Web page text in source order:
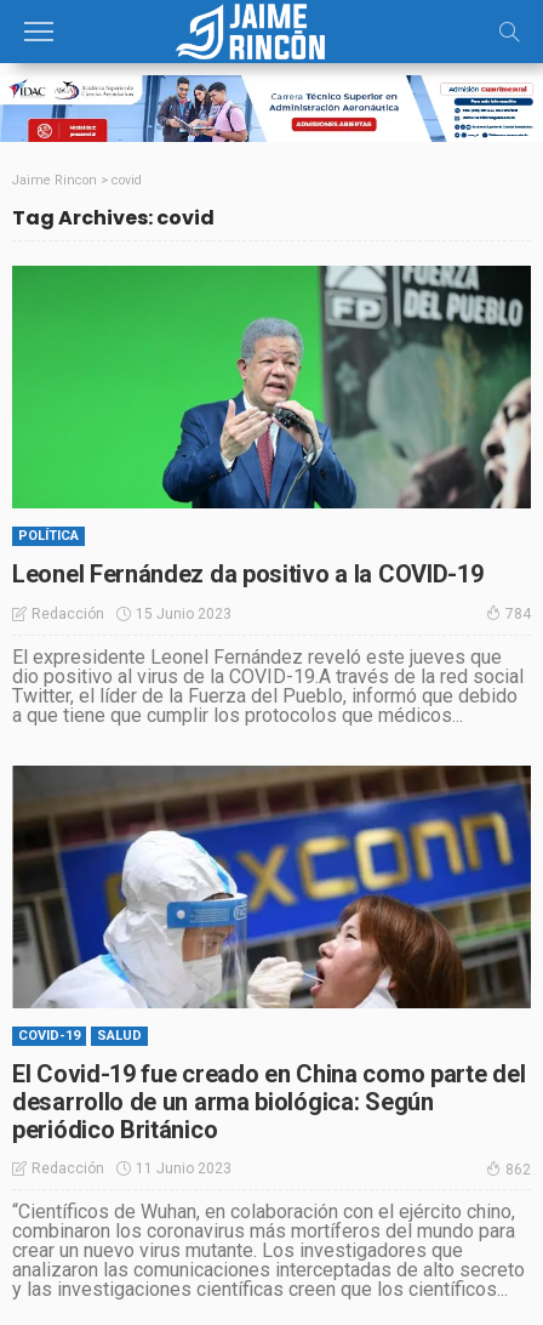
Jaime Rincon > covid
Tag Archives: covid
POLÍTICA
Leonel Fernández da positivo a la COVID-19
Redacción 15 Junio 2023 784
El expresidente Leonel Fernández reveló este jueves que
dio positivo al virus de la COVID-19.A través de la red social
Twitter, el líder de la Fuerza del Pueblo, informó que debido
a que tiene que cumplir los protocolos que médicos...
COVID-19 SALUD
El Covid-19 fue creado en China como parte del
desarrollo de un arma biológica: Según
periódico Británico
Redacción 11 Junio 2023 862
“Científicos de Wuhan, en colaboración con el ejército chino,
combinaron los coronavirus más mortíferos del mundo para
crear un nuevo virus mutante. Los investigadores que
analizaron las comunicaciones interceptadas de alto secreto
y las investigaciones científicas creen que los científicos...